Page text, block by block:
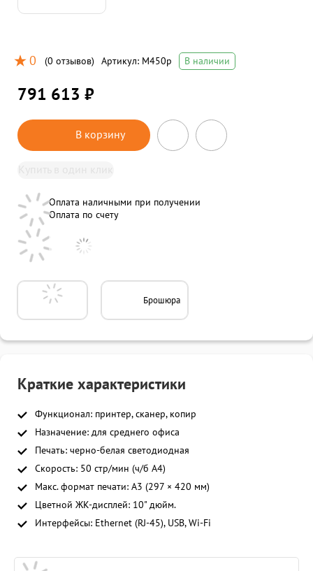
0 (0 отзывов) Артикул: M450p В наличии
791 613 ₽
В корзину
Оплата наличными при получении
Оплата по счету
Брошюра
Краткие характеристики
Функционал: принтер, сканер, копир
Назначение: для среднего офиса
Печать: черно-белая светодиодная
Скорость: 50 стр/мин (ч/б A4)
Макс. формат печати: A3 (297 × 420 мм)
Цветной ЖК-дисплей: 10" дюйм.
Интерфейсы: Ethernet (RJ-45), USB, Wi-Fi